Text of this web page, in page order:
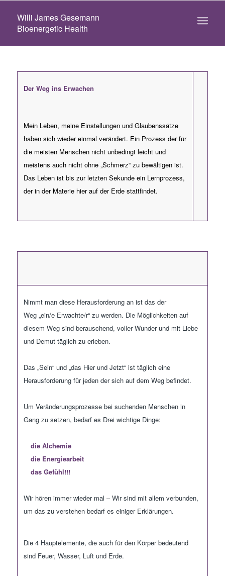
Willi James Gesemann
Bioenergetic Health
DerWeg ins Erwachen
Mein Leben, meine Einstellungen und Glaubenssätze
haben sich wieder einmal verändert. Ein Prozess der für
die meisten Menschen nicht unbedingt leicht und
meistens auch nicht ohne „Schmerz“zu bewältigen ist.
Das Leben ist bis zur letzten Sekunde ein Lernprozess,
der in der Materie hier auf der Erde stattfindet.
Nimmt man diese Herausforderung an ist das der
Weg „ein/eErwachte/r“zu werden. Die Möglichkeiten auf
diesem Weg sind berauschend, voller Wunder und mit Liebe
und Demut täglich zu erleben.
Das „Sein“und „das Hier und Jetzt“ist täglich eine
Herausforderung für jeden der sich auf dem Weg befindet.
Um Veränderungsprozesse bei suchenden Menschen in
Gang zu setzen, bedarf es Drei wichtige Dinge:
die Alchemie
die Energiearbeit
das Gefühl!!!
Wir hören immer wieder mal – Wir sind mit allem verbunden,
um das zu verstehen bedarf es einiger Erklärungen.
Die 4 Hauptelemente, die auch für den Körper bedeutend
sind Feuer, Wasser, Luft und Erde.